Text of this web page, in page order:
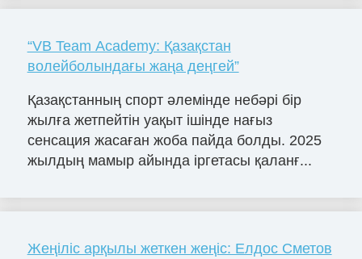
“VB Team Academy: Қазақстан
волейболындағы жаңа деңгей”
Қазақстанның спорт әлемінде небәрі бір
жылға жетпейтін уақыт ішінде нағыз
сенсация жасаған жоба пайда болды. 2025
жылдың мамыр айында іргетасы қаланғ...
Жеңіліс арқылы жеткен жеңіс: Елдос Сметов